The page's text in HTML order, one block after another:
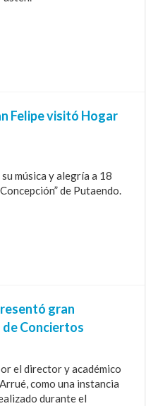
Felipe visitó Hogar
música y alegría a 18
de Putaendo.
gran
de Conciertos
el director y académico
como una instancia
durante el